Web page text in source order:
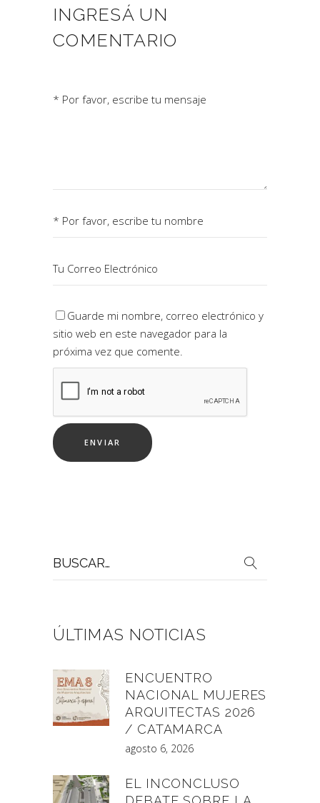
INGRESÁ UN
COMENTARIO
Guarde mi nombre, correo electrónico y
sitio web en este navegador para la
próxima vez que comente.
por:
ÚLTIMAS NOTICIAS
ENCUENTRO
NACIONAL MUJERES
ARQUITECTAS 2026
/ CATAMARCA
agosto 6, 2026
EL INCONCLUSO